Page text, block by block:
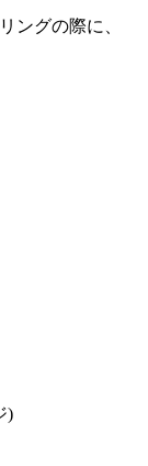
ングの際に、
)